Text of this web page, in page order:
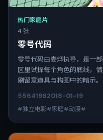
热门家庭片
4 张
零号代码
零号代码由娄烨执导，是一
区里试探每个角色的底线，
刷留意道具与构图中的暗示。
55641962018-01-19
#独立电影#家庭#动漫#